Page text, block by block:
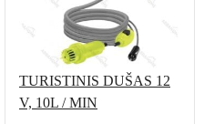
TURISTINIS DUŠAS 12
V, 10L / MIN